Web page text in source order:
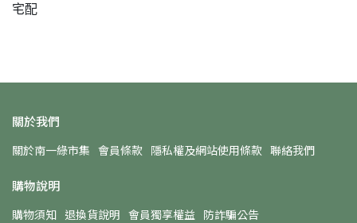
宅配
關於我們
關於南一綠市集 會員條款 隱私權及網站使用條款 聯絡我們
購物說明
購物須知 退換貨說明 會員獨享權益 防詐騙公告